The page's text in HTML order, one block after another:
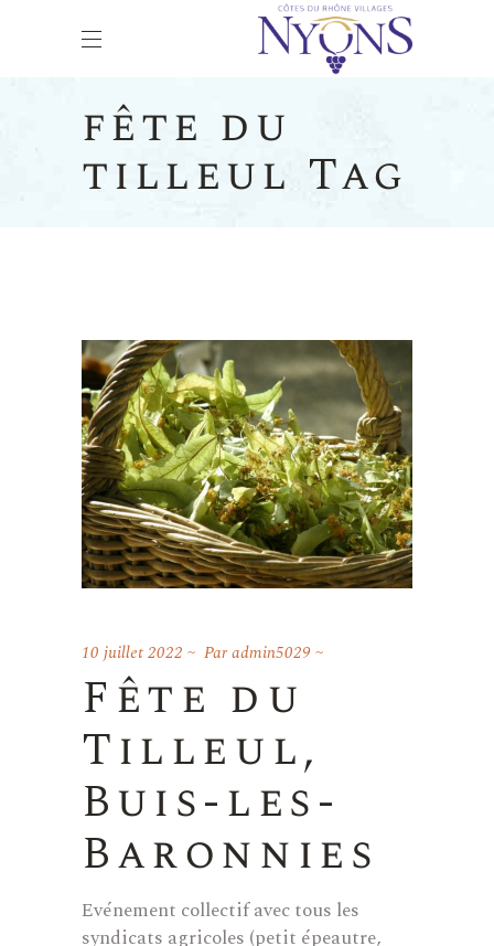
fête du
tilleul Tag
10 juillet 2022 Paradmin5029
Fête du
Tilleul,
Buis-les-
Baronnies
Evénement collectif avec tous les
syndicats agricoles (petit épeautre,